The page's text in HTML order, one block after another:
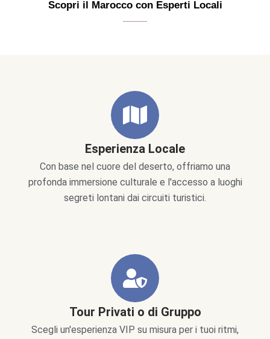
Scopri il Marocco con Esperti Locali
Esperienza Locale
Con base nel cuore del deserto, offriamo una
profonda immersione culturale e l'accesso a luoghi
segreti lontani dai circuiti turistici.
Tour Privati o di Gruppo
Scegli un'esperienza VIP su misura per i tuoi ritmi,